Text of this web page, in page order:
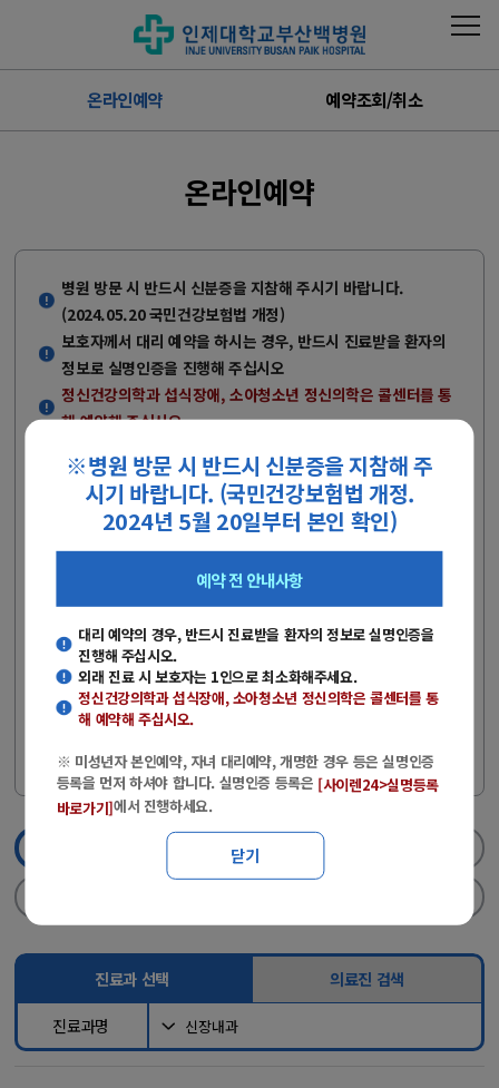
온라인예약 예약조회/취소
※병원 방문 시 반드시 신분증을 지참해 주
시기 바랍니다. (국민건강보험법 개정.
2024년 5월 20일부터 본인 확인)
예약 전 안내사항
대리 예약의 경우, 반드시 진료받을 환자의 정보로 실명인증을
진행해 주십시오.
외래 진료 시 보호자는 1인으로 최소화해주세요.
정신건강의학과 섭식장애, 소아청소년 정신의학은 콜센터를 통
해 예약해 주십시오.
※ 미성년자 본인예약, 자녀 대리예약, 개명한 경우 등은 실명인증
등록을 먼저 하셔야 합니다. 실명인증 등록은 [사이렌24>실명등록
바로가기]에서 진행하세요.
닫기
온라인예약
병원 방문 시 반드시 신분증을 지참해 주시기 바랍니다.
(2024.05.20 국민건강보험법 개정)
보호자께서 대리 예약을 하시는 경우, 반드시 진료받을 환자의
정보로 실명인증을 진행해 주십시오
정신건강의학과 섭식장애, 소아청소년 정신의학은 콜센터를 통
해 예약해 주십시오.
- 인터넷 예약은 신청일 기준 2일 이후의 진료부터 예약 가능합니다.
(주말·공휴일 제외)
- 당일 외래 진료를 원하는 경우에는 콜센터로 전화문의 후 방문해주
- 전화예약 : 051-890-6114
※ 미성년자 본인예약, 자녀 대리예약, 개명한 경우 등은 실명인증
등록을 먼저 하셔야 합니다.
※ 실명인증 등록은[사이렌24>실명등록 바로가기]
진료과 선택 의료진 검색
진료과명